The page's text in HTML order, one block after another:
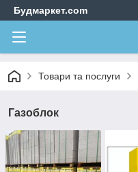
Будмаркет.com
Товари та послуги
Газоблок